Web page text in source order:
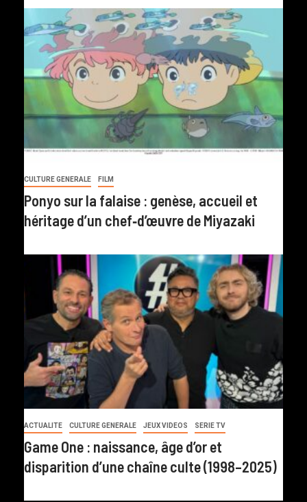
CULTURE GENERALE FILM
Ponyo sur la falaise : genèse, accueil et
héritage d’un chef‑d’œuvre de Miyazaki
ACTUALITE CULTURE GENERALE JEUX VIDEOS SERIE TV
Game One : naissance, âge d’or et
disparition d’une chaîne culte (1998–2025)